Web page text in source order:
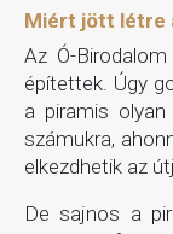
Miért jött létre
Az Ó-
építettek. Úgy
a piramis
számukra,
elkezdhetik az
De sajnos a